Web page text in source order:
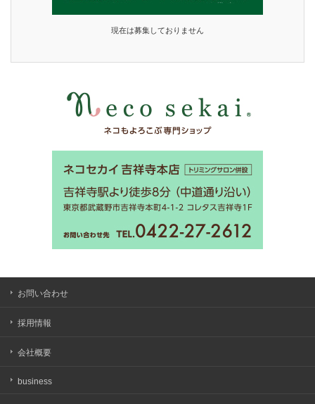
現在は募集しておりません
お問い合わせ
採用情報
会社概要
business